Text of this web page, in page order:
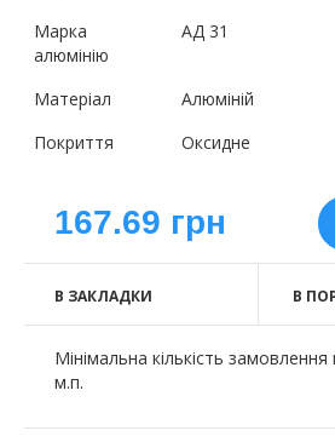
Марка
алюмінію
АД 31
Матеріал
Алюміній
Покриття
Оксидне
167.69 грн
В ЗАКЛАДКИ В
Мінімальна кількість
м.п.